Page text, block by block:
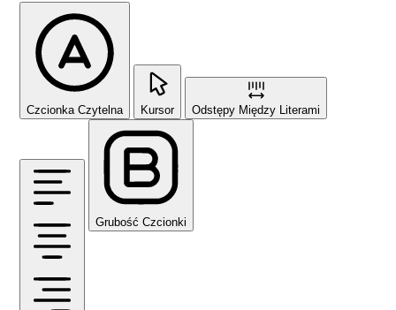
Czcionka Czytelna Kursor Odstępy Między Literami
Grubość Czcionki